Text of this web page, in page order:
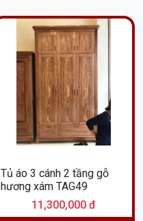
Tủ áo 3 cánh 2 tầng gỗ
hương xám TAG49
11,300,000 đ